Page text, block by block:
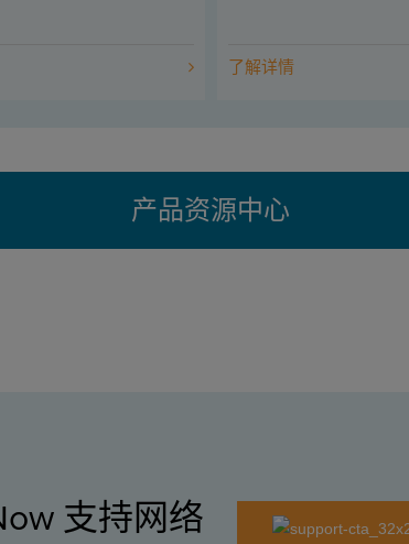
了解详情
产品资源中心
支持网络